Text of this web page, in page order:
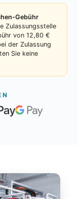
Gebühr
Zulassungsstelle
von 12,80 €
der Zulassung
Sie keine